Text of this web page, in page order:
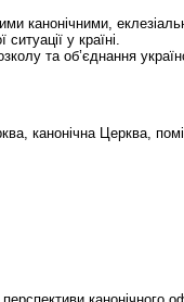
канонічними,
у країні.
та об’єднання
канонічна Церква,